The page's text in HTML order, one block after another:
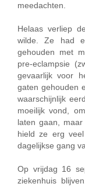
meedachten.
Helaas verliep
wilde. Ze had
gehouden met
pre-eclampsie
gevaarlijk voor
gaten gehouden
waarschijnlijk
moeilijk vond,
laten gaan,
hield ze erg
dagelijkse gang
Op vrijdag 16
ziekenhuis